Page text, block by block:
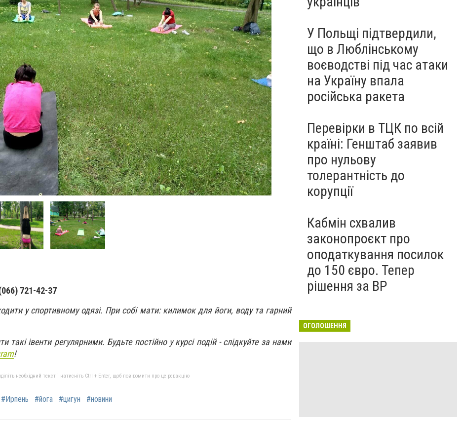
721-42-37
у спортивному одязі. При собі мати: килимок для йоги, воду та гарний
такі івенти регулярними. Будьте постійно у курсі подій - слідкуйте за нами
!
необхідний текст і натисніть Ctrl + Enter, щоб повідомити про це редакцію
#Ирпень #йога #цигун #новини
У Польщі підтвердили,
що в Люблінському
воєводстві під час атаки
на Україну впала
російська ракета
Перевірки в ТЦК по всій
країні: Генштаб заявив
про нульову
толерантність до
корупції
Кабмін схвалив
законопроєкт про
оподаткування посилок
до 150 євро. Тепер
рішення за ВР
ОГОЛОШЕННЯ